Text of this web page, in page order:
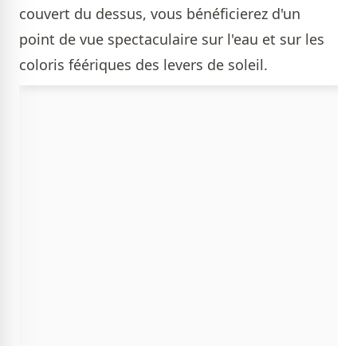
couvert du dessus, vous bénéficierez d'un
point de vue spectaculaire sur l'eau et sur les
coloris féériques des levers de soleil.